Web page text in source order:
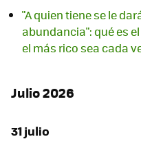
"A quien tiene se le
abundancia": qué es
el más rico sea cada
Julio 2026
31 julio